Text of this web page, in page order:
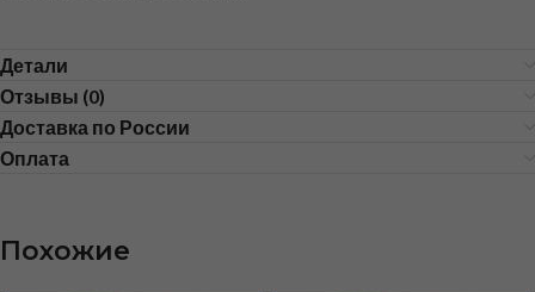
Детали
Отзывы (0)
Доставка по России
Оплата
Похожие